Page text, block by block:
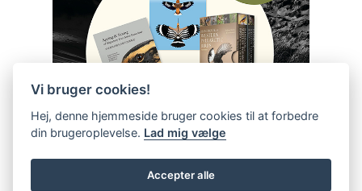
Vi bruger cookies!
Hej, denne hjemmeside bruger cookies til at forbedre
din brugeroplevelse. Lad mig vælge
Accepter alle